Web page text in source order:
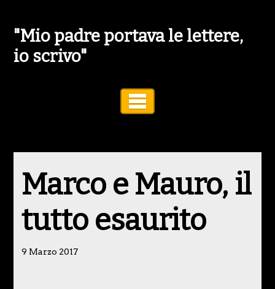
"Mio padre portava le lettere,
io scrivo"
Marco e Mauro, il
tutto esaurito
9 Marzo 2017